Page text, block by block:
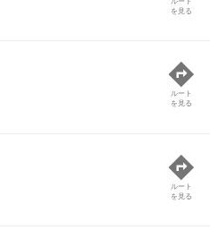
を見る
ルート
を見る
ルート
を見る